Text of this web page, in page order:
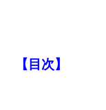
【目次】